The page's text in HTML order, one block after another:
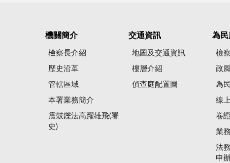
機關簡介
檢察長介紹
歷史沿革
管轄區域
本署業務簡介
震鼓鑠法高躍雄飛(署
史)
交通資訊
地圖及交通資訊
樓層介紹
偵查庭配置圖
為
檢
政
為
線
卷
業
法
申